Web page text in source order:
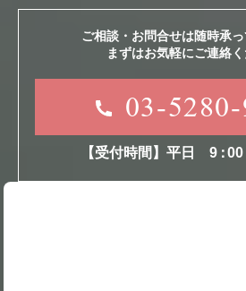
ご相談・お問合せは随時承っ
まずはお気軽にご連絡く
03-
【受付時間】平日9：00